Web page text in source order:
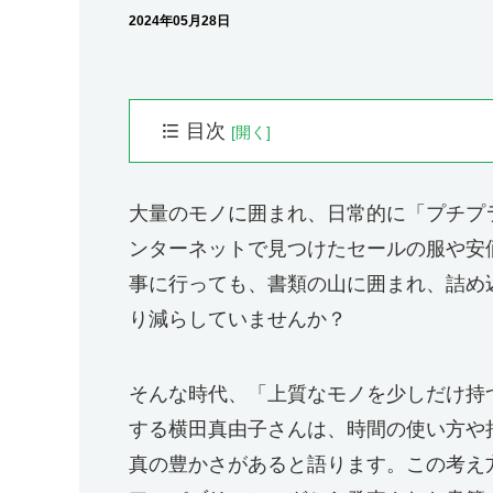
2024年05月28日
目次
プロフィール
小早川幸一郎（こばやかわ・こういちろう）
自分を好きになる「自分らしさ」の見つけ方
「小さなバッグ」が教えてくれた新しい世界
「余白」のある暮らしが仕事の質を上げる
人生を彩る「本当に必要な小さなこと」
横田真由子さんの書籍
ビジネス・ブック・アカデミー：Youtube
大量のモノに囲まれ、日常的に「プチ
ンターネットで見つけたセールの服や
事に行っても、書類の山に囲まれ、詰
り減らしていませんか？
そんな時代、「上質なモノを少しだけ
する横田真由子さんは、時間の使い方
真の豊かさがあると語ります。この考